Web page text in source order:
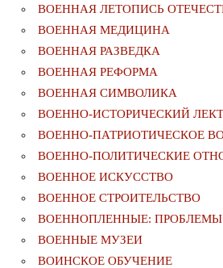
ВОЕННАЯ ЛЕТОПИСЬ
ВОЕННАЯ МЕДИЦИНА
ВОЕННАЯ РАЗВЕДКА
ВОЕННАЯ РЕФОРМА
ВОЕННАЯ СИМВОЛИКА
ВОЕННО-ИСТОРИЧЕСКИЙ
ВОЕННО-ПАТРИОТИЧЕСКОЕ
ВОЕННО-ПОЛИТИЧЕСКИE
ВОЕННОЕ ИСКУССТВО
ВОЕННОЕ СТРОИТЕЛЬСТВО
ВОЕННОПЛЕННЫЕ:
ВОЕННЫЕ МУЗЕИ
ВОИНСКОЕ ОБУЧЕНИЕ